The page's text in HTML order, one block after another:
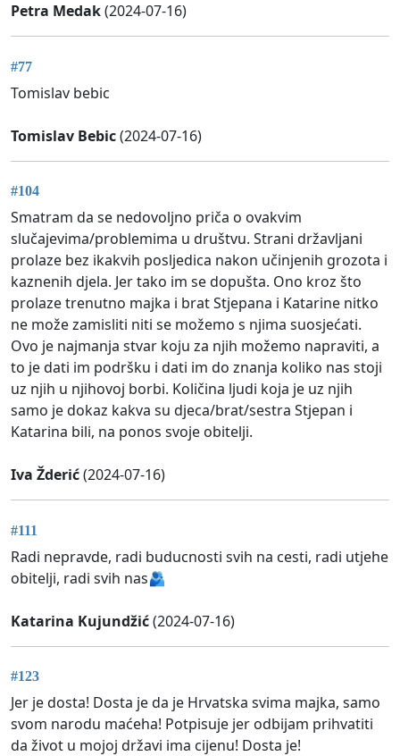
Petra Medak(2024-07-16)
#77
Tomislav bebic
Tomislav Bebic(2024-07-16)
#104
Smatram da se nedovoljno priča o ovakvim
slučajevima/problemima u društvu. Strani državljani
prolaze bez ikakvih posljedica nakon učinjenih grozota i
kaznenih djela. Jer tako im se dopušta. Ono kroz što
prolaze trenutno majka i brat Stjepana i Katarine nitko
ne može zamisliti niti se možemo s njima suosjećati.
Ovo je najmanja stvar koju za njih možemo napraviti, a
to je dati im podršku i dati im do znanja koliko nas stoji
uz njih u njihovoj borbi. Količina ljudi koja je uz njih
samo je dokaz kakva su djeca/brat/sestra Stjepan i
Katarina bili, na ponos svoje obitelji.
Iva Žderić(2024-07-16)
#111
Radi nepravde, radi buducnosti svih na cesti, radi utjehe
obitelji, radi svih nas🫂
Katarina Kujundžić(2024-07-16)
#123
Jer je dosta! Dosta je da je Hrvatska svima majka, samo
svom narodu maćeha! Potpisuje jer odbijam prihvatiti
da život u mojoj državi ima cijenu! Dosta je!